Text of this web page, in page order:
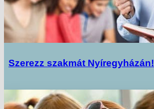
Szerezz szakmát Nyíregyházán!